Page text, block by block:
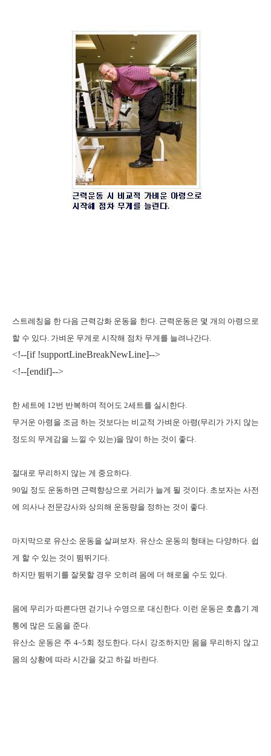
스트레칭을 한 다음 근력강화 운동을 한다. 근력운동은 몇 개의 아령으로
할 수 있다 가벼운 무게로 시작해 점차 무게를 늘려나간다
<!--[if !supportLineBreakNewLine]-->
<!--[endif]-->
한 세트에 12번 반복하며 적어도 2세트를 실시한다
무거운 아령을 조금 하는 것보다는 비교적 가벼운 아령(무리가 가지 않는
정도의 무게감을 느낄 수 있는)을 많이 하는 것이 좋다
절대로 무리하지 않는 게 중요하다
90일 정도 운동하면 근력향상으로 거리가 늘게 될 것이다 초보자는 사전
에 의사나 전문강사와 상의해 운동량을 정하는 것이 좋다
마지막으로 유산소 운동을 살펴보자 유산소 운동의 형태는 다양하다. 쉽
게 할 수 있는 것이 뜀뛰기다
하지만 뜀뛰기를 잘못할 경우 오히려 몸에 더 해로울 수도 있다
몸에 무리가 따른다면 걷기나 수영으로 대신한다. 이런 운동은 호흡기 계
통에 많은 도움을 준다
유산소 운동은 주 4~5회 정도한다. 다시 강조하지만 몸을 무리하지 않고
몸의 상황에 따라 시간을 갖고 하길 바란다